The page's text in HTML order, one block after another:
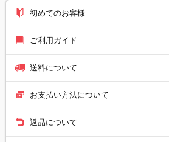
初めてのお客様
ご利用ガイド
送料について
お支払い方法について
返品について